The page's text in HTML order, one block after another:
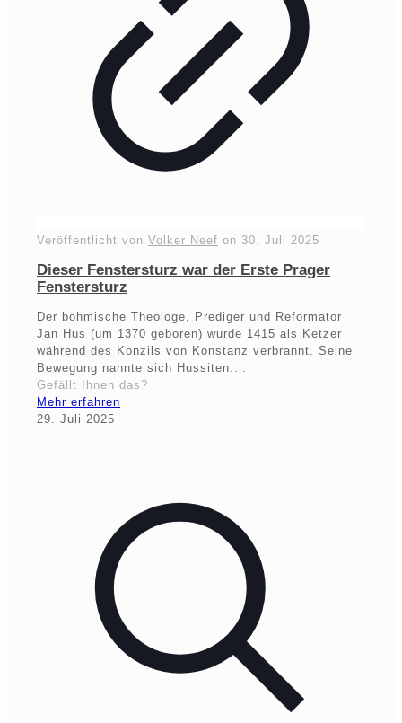
Veröffentlicht von Volker Neef on 30. Juli 2025
Dieser Fenstersturz war der Erste Prager
Fenstersturz
Der böhmische Theologe, Prediger und Reformator
Jan Hus (um 1370 geboren) wurde 1415 als Ketzer
während des Konzils von Konstanz verbrannt. Seine
Bewegung nannte sich Hussiten.…
Gefällt Ihnen das?
Mehr erfahren
29. Juli 2025